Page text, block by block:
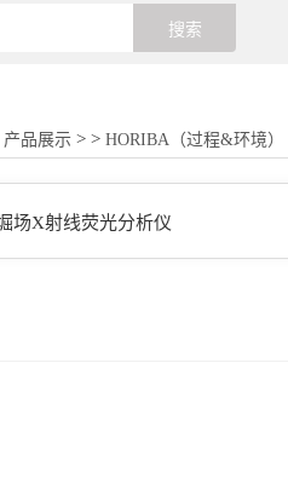
产品展示 > >HORIBA（过程&环境）